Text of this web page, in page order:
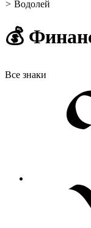
> Водолей ️
💰
Все знаки